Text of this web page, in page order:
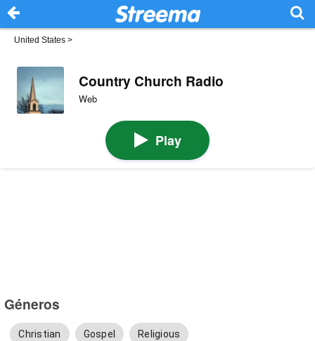
United States >
Country Church Radio
Web
Play
Géneros
Christian Gospel Religious